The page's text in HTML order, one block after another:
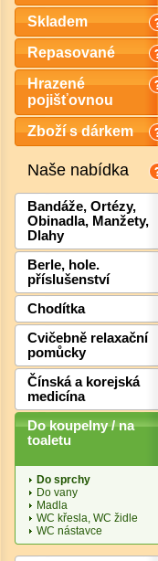
Skladem
Repasované
Hrazené
pojišťovnou
Zboží s dárkem
Naše nabídka
Bandáže, Ortézy,
Obinadla, Manžety,
Dlahy
Berle, hole.
příslušenství
Chodítka
Cvičebně relaxační
pomůcky
Čínská a korejská
medicína
Do koupelny / na
toaletu
Do sprchy
Do vany
Madla
WC křesla, WC židle
WC nástavce
Detail
Detail